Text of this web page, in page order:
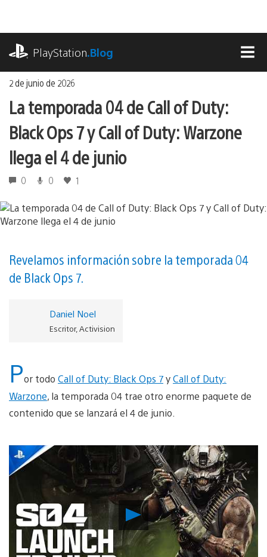
contenido
PlayStation.Blog
2 de junio de 2026
La temporada 04 de Call of Duty:
Black Ops 7 y Call of Duty: Warzone
llega el 4 de junio
0 0 1
Revelamos información sobre la temporada 04
de Black Ops 7.
Daniel Noel
Escritor, Activision
Por todo Call of Duty: Black Ops 7yCall of Duty:
Warzone, la temporada 04 trae otro enorme paquete de
contenido que se lanzará el 4 de junio.
Reproducir
vídeo